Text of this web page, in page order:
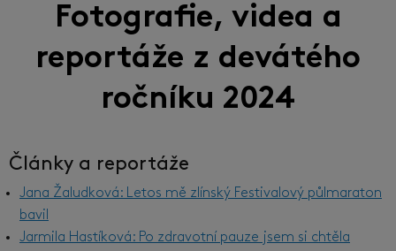
Fotografie, videa a
reportáže z devátého
ročníku 2024
Články a reportáže
Jana Žaludková: Letos mě zlínský Festivalový půlmaraton
bavil
Jarmila Hastíková: Po zdravotní pauze jsem si chtěla